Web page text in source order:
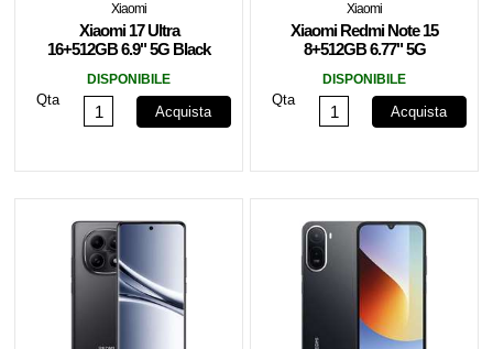
Xiaomi
Xiaomi 17 Ultra
16+512GB 6.9" 5G Black
DISPONIBILE
Qta
Acquista
Xiaomi
Xiaomi Redmi Note 15
8+512GB 6.77" 5G
DISPONIBILE
Qta
Acquista